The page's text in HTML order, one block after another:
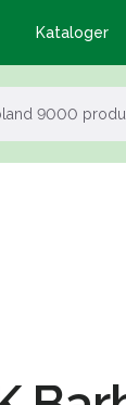
Kataloger